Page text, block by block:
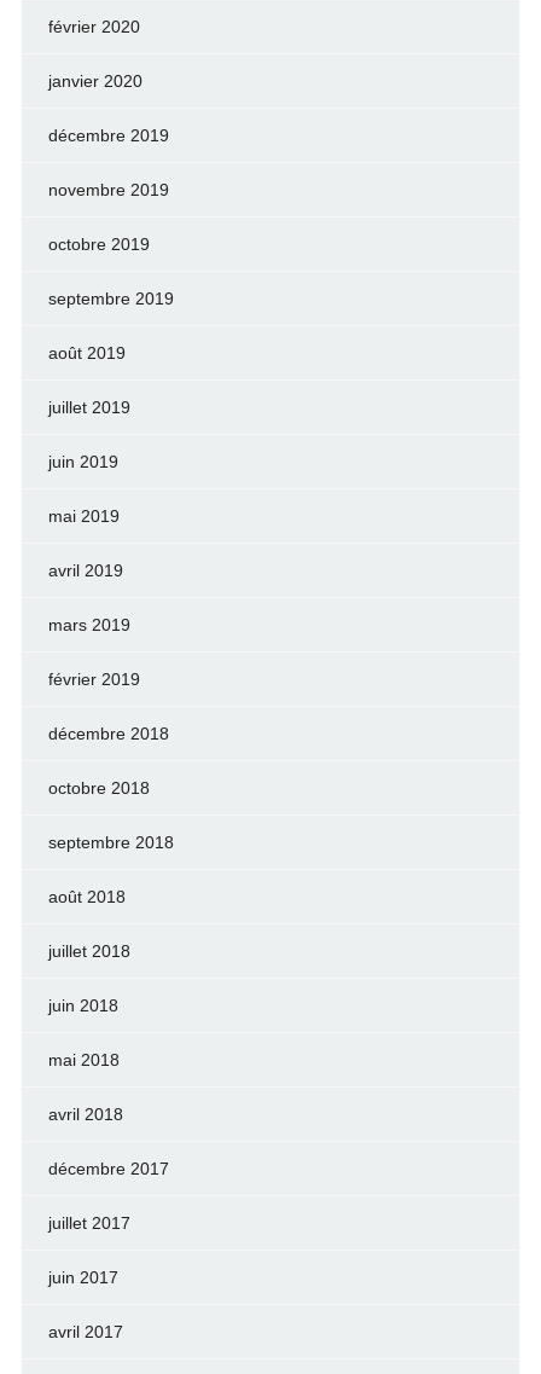
février 2020
janvier 2020
décembre 2019
novembre 2019
octobre 2019
septembre 2019
août 2019
juillet 2019
juin 2019
mai 2019
avril 2019
mars 2019
février 2019
décembre 2018
octobre 2018
septembre 2018
août 2018
juillet 2018
juin 2018
mai 2018
avril 2018
décembre 2017
juillet 2017
juin 2017
avril 2017